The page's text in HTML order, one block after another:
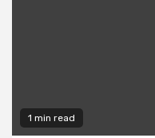
1 min read